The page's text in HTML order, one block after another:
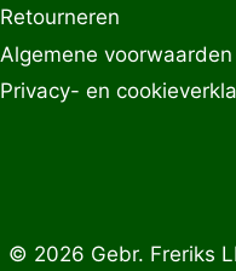
Retourneren
Algemene voorwaarden
Privacy- en
© 2026 Gebr. Freriks